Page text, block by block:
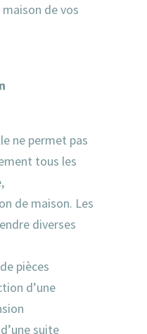
de vos
ne permet pas
tous les
de maison. Les
diverses
pièces
d’une
suite